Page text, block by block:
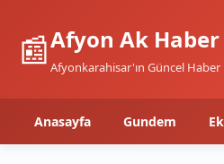
📰Afyon Ak Haber
Afyonkarahisar'ın Güncel Haber
Anasayfa Gundem